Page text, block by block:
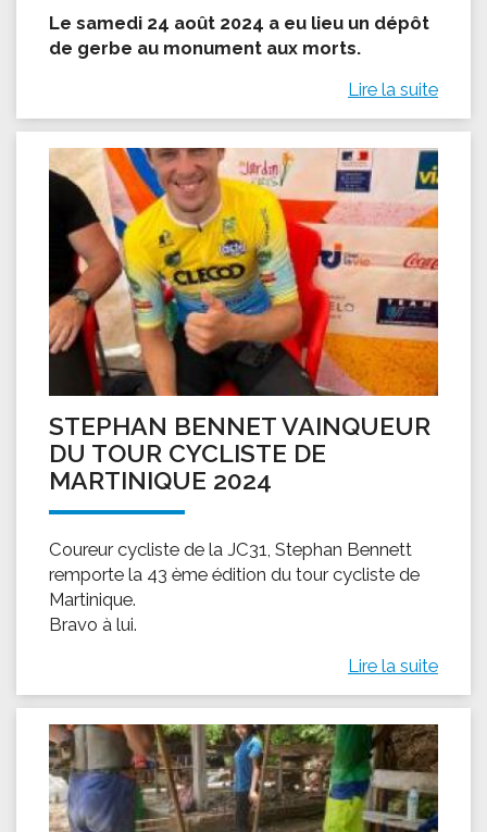
Le samedi 24 août 2024 a eu lieu un dépôt
de gerbe au monument aux morts.
Lire la suite
STEPHAN BENNET VAINQUEUR
DU TOUR CYCLISTE DE
MARTINIQUE 2024
Coureur cycliste de la JC31, Stephan Bennett
remporte la 43 ème édition du tour cycliste de
Martinique.
Bravo à lui.
Lire la suite